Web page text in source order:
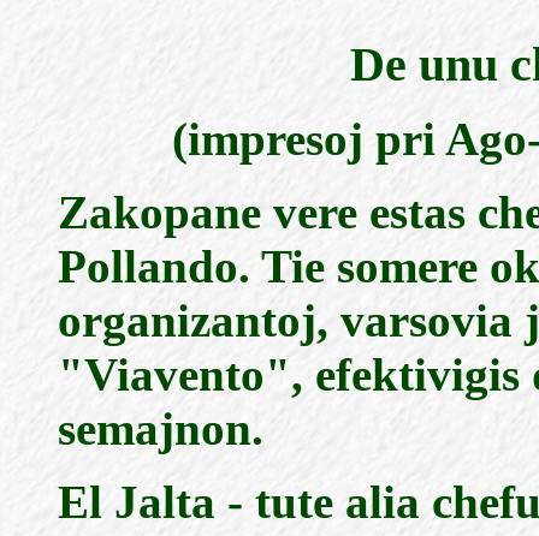
De unu
(impresoj pri
Zakopane vere estas
Pollando. Tie somere
organizantoj, varsovia
"Viavento", efektivigis
semajnon.
El Jalta - tute alia